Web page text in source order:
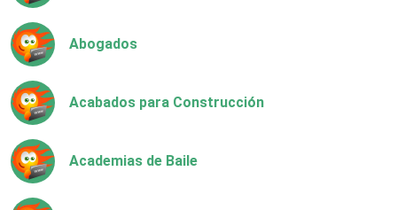
Abogados
Acabados para Construcción
Academias de Baile